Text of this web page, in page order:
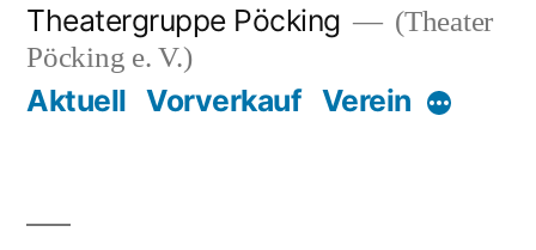
Theatergruppe Pöcking
(Theater
Pöcking e. V.)
Aktuell Vorverkauf Verein Mehr